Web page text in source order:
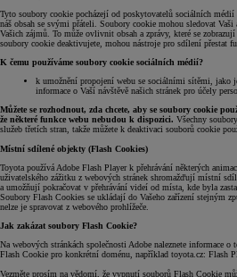
Tyto soubory cookie pocházejí od poskytovatelů sociálních
náš obsah se svými přáteli. Soubory cookie mohou sledovat
Vašich zájmů. To může ovlivnit obsah a zprávy, které se
soubory cookie deaktivujete, mohou nástroje pro sdílení přestat
K čemu používáme soubory cookie sociálních médií?
k umožnění propojení webu se sociálními sítěmi, jako
informace o Vaší návštěvě našich stránek pro účely
Můžete se rozhodnout, zda chcete, aby se soubory cookie
že některé funkce webu nebudou k dispozici. Všechny
služeb třetích stran, takže můžete k deaktivaci souborů cookie
Místní sdílené objekty (Flash Cookies)
Toyota používá Adobe Flash Player k přehrávání některých
uživatelského zážitku z webových stránek shromažďují místní
a umožňují pokračovat v přehrávání videí od místa, kde byla
Soubory Flash Cookies se ukládají do Vašeho zařízení stejným
nelze je spravovat z webového prohlížeče.
Jak zakázat soubory Flash Cookie?
Na webových stránkách společnosti Adobe naleznete informace
Flash Cookie pro konkrétní doménu, například toyota.cz: Flash
Vezměte prosím na vědomí, že vypnutí souborů Flash Cookie